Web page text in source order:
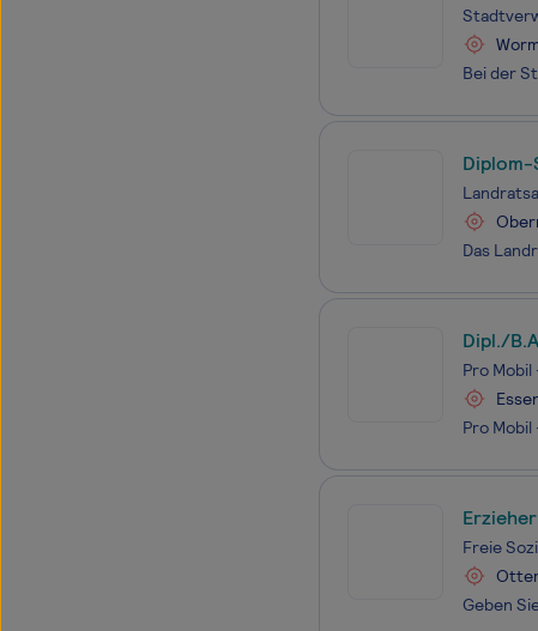
i(m/w/d)
Dipl./
Pro
Freie